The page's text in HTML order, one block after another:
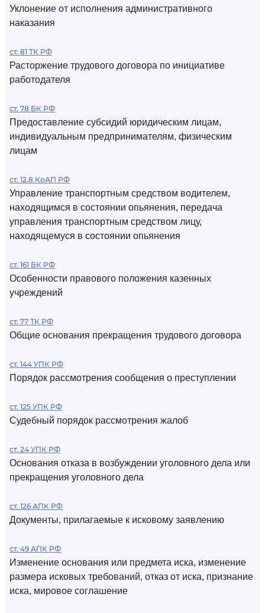
Уклонение от исполнения административного
наказания
ст. 81 ТК РФ
Расторжение трудового договора по инициативе
работодателя
ст. 78 БК РФ
Предоставление субсидий юридическим лицам,
индивидуальным предпринимателям, физическим
лицам
ст. 12.8 КоАП РФ
Управление транспортным средством водителем,
находящимся в состоянии опьянения, передача
управления транспортным средством лицу,
находящемуся в состоянии опьянения
ст. 161 БК РФ
Особенности правового положения казенных
учреждений
ст. 77 ТК РФ
Общие основания прекращения трудового договора
ст. 144 УПК РФ
Порядок рассмотрения сообщения о преступлении
ст. 125 УПК РФ
Судебный порядок рассмотрения жалоб
ст. 24 УПК РФ
Основания отказа в возбуждении уголовного дела или
прекращения уголовного дела
ст. 126 АПК РФ
Документы, прилагаемые к исковому заявлению
ст. 49 АПК РФ
Изменение основания или предмета иска, изменение
размера исковых требований, отказ от иска, признание
иска, мировое соглашение